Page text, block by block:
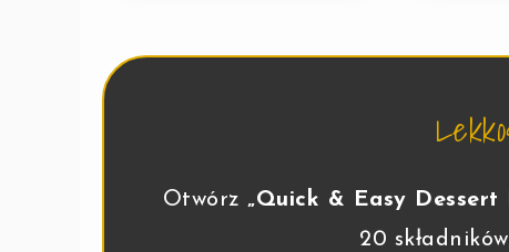
Otwórz „Quick & Easy Dessert
20